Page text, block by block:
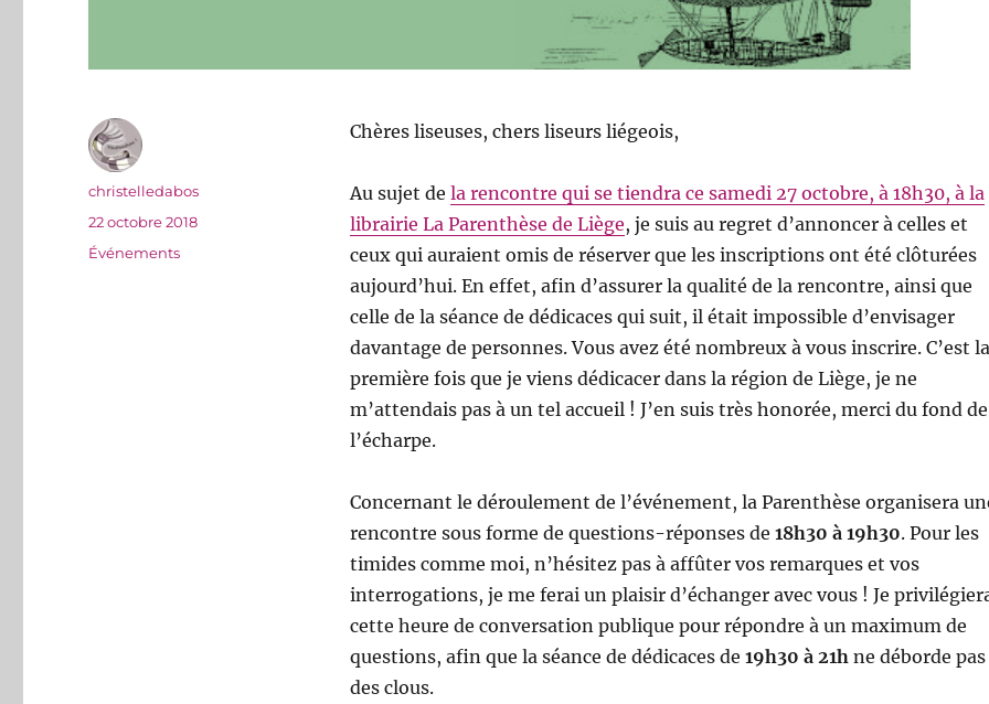
Chères liseuses, chers liseurs liégeois,
Au sujet de la rencontre qui se tiendra ce samedi 27 octobre, à 18h30, à la
librairie La Parenthèse de Liège, je suis au regret d’annoncer à celles et
ceux qui auraient omis de réserver que les inscriptions ont été clôturées
aujourd’hui. En effet, afin d’assurer la qualité de la rencontre, ainsi que
celle de la séance de dédicaces qui suit, il était impossible d’envisager
davantage de personnes. Vous avez été nombreux à vous inscrire. C’est la
première fois que je viens dédicacer dans la région de Liège, je ne
m’attendais pas à un tel accueil ! J’en suis très honorée, merci du fond de
l’écharpe.
Concernant le déroulement de l’événement, la Parenthèse organisera
rencontre sous forme de questions-réponses de 18h30 à 19h30. Pour les
timides comme moi, n’hésitez pas à affûter vos remarques et vos
interrogations, je me ferai un plaisir d’échanger avec vous ! Je
cette heure de conversation publique pour répondre à un maximum de
questions, afin que la séance de dédicaces de 19h30 à 21h ne déborde pas
des clous.
Auteur
christelledabos
Publié
le
22 octobre 2018
Catégories
Événements